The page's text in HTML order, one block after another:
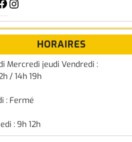
HORAIRES
Mercredi jeudi Vendredi :
/ 14h 19h
: Fermé
: 9h 12h